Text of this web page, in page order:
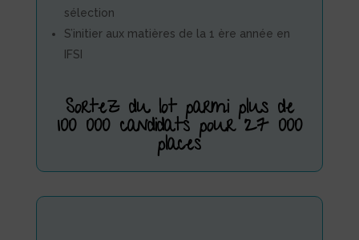
sélection
S’initier aux matières de la 1 ère année en
IFSI
Sortez du lot parmi plus de
100 000 candidats pour 27 000
places